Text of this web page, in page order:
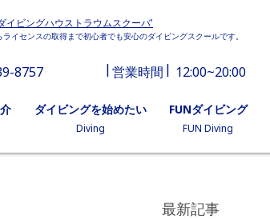
イビングハウストラウムスクーバ'
イセンスの取得まで初心者でも安心のダイビングスクールです。
8757 営業時間 12:00~20:00
ダイビングを始めたい
Diving
FUNダイビング
FUN Diving
最新記事